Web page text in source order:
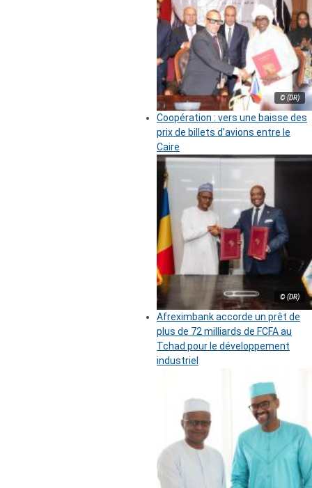
© (DR)
Coopération : vers une baisse des
prix de billets d’avions entre le
Caire
© (DR)
Afreximbank accorde un prêt de
plus de 72 milliards de FCFA au
Tchad pour le développement
industriel